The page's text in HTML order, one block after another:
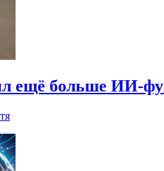
ещё больше ИИ-